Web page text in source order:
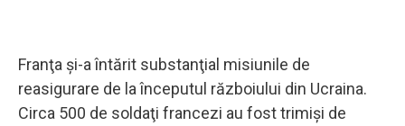
Franţa şi-a întărit substanţial misiunile de
reasigurare de la începutul războiului din Ucraina.
Circa 500 de soldaţi francezi au fost trimişi de